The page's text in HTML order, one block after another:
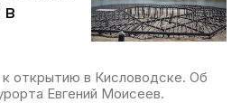
в
открытию в Кисловодске. Об
Евгений Моисеев.